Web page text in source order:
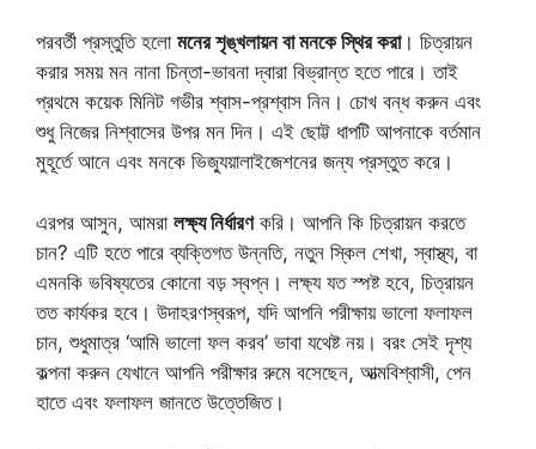
পরবর্তী প্রস্তুতি হলো মনের শৃঙ্খলায়ন বা মনকে স্থির করা। চিত্রায়ন
করার সময় মন নানা চিন্তা-ভাবনা দ্বারা বিভ্রান্ত হতে পারে। তাই
প্রথমে কয়েক মিনিট গভীর শ্বাস-প্রশ্বাস নিন। চোখ বন্ধ করুন এবং
শুধু নিজের নিশ্বাসের উপর মন দিন। এই ছোট্ট ধাপটি আপনাকে বর্তমান
মুহূর্তে আনে এবং মনকে ভিজ্যুয়ালাইজেশনের জন্য প্রস্তুত করে।
এরপর আসুন, আমরা লক্ষ্য নির্ধারণকরি। আপনি কি চিত্রায়ন করতে
চান? এটি হতে পারে ব্যক্তিগত উন্নতি, নতুন স্কিল শেখা, স্বাস্থ্য, বা
এমনকি ভবিষ্যতের কোনো বড় স্বপ্ন। লক্ষ্য যত স্পষ্ট হবে, চিত্রায়ন
তত কার্যকর হবে। উদাহরণস্বরূপ, যদি আপনি পরীক্ষায় ভালো ফলাফল
চান, শুধুমাত্র ‘আমি ভালো ফল করব’ ভাবা যথেষ্ট নয়। বরং সেই দৃশ্য
কল্পনা করুন যেখানে আপনি পরীক্ষার রুমে বসেছেন, আত্মবিশ্বাসী, পেন
হাতে এবং ফলাফল জানতে উত্তেজিত।